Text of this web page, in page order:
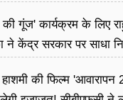
की गूंज' कार्यक्रम के लिए
ने केंद्र सरकार पर साधा
हाशमी की फिल्म